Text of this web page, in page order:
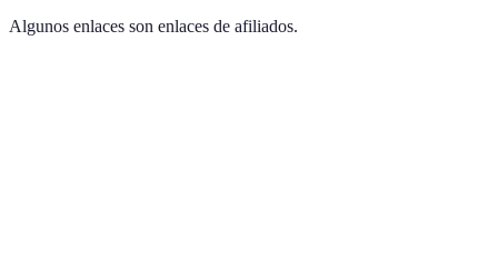
Algunos enlaces son enlaces de afiliados.